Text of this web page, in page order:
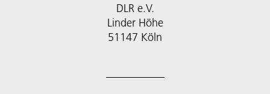
DLR e.V.
Linder Höhe
51147 Köln